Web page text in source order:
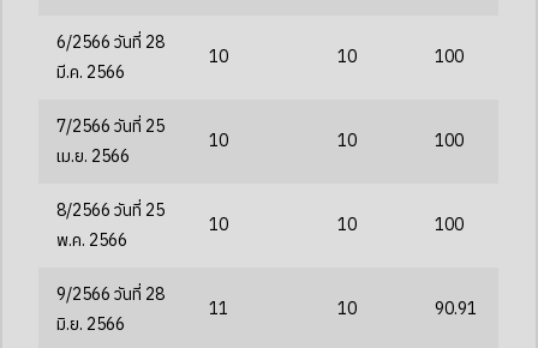
6/2566 วันที่ 28
มี.ค. 2566
10 10 100
7/2566 วันที่ 25
เม.ย. 2566
10 10 100
8/2566 วันที่ 25
พ.ค. 2566
10 10 100
9/2566 วันที่ 28
มิ.ย. 2566
11 10 90.91